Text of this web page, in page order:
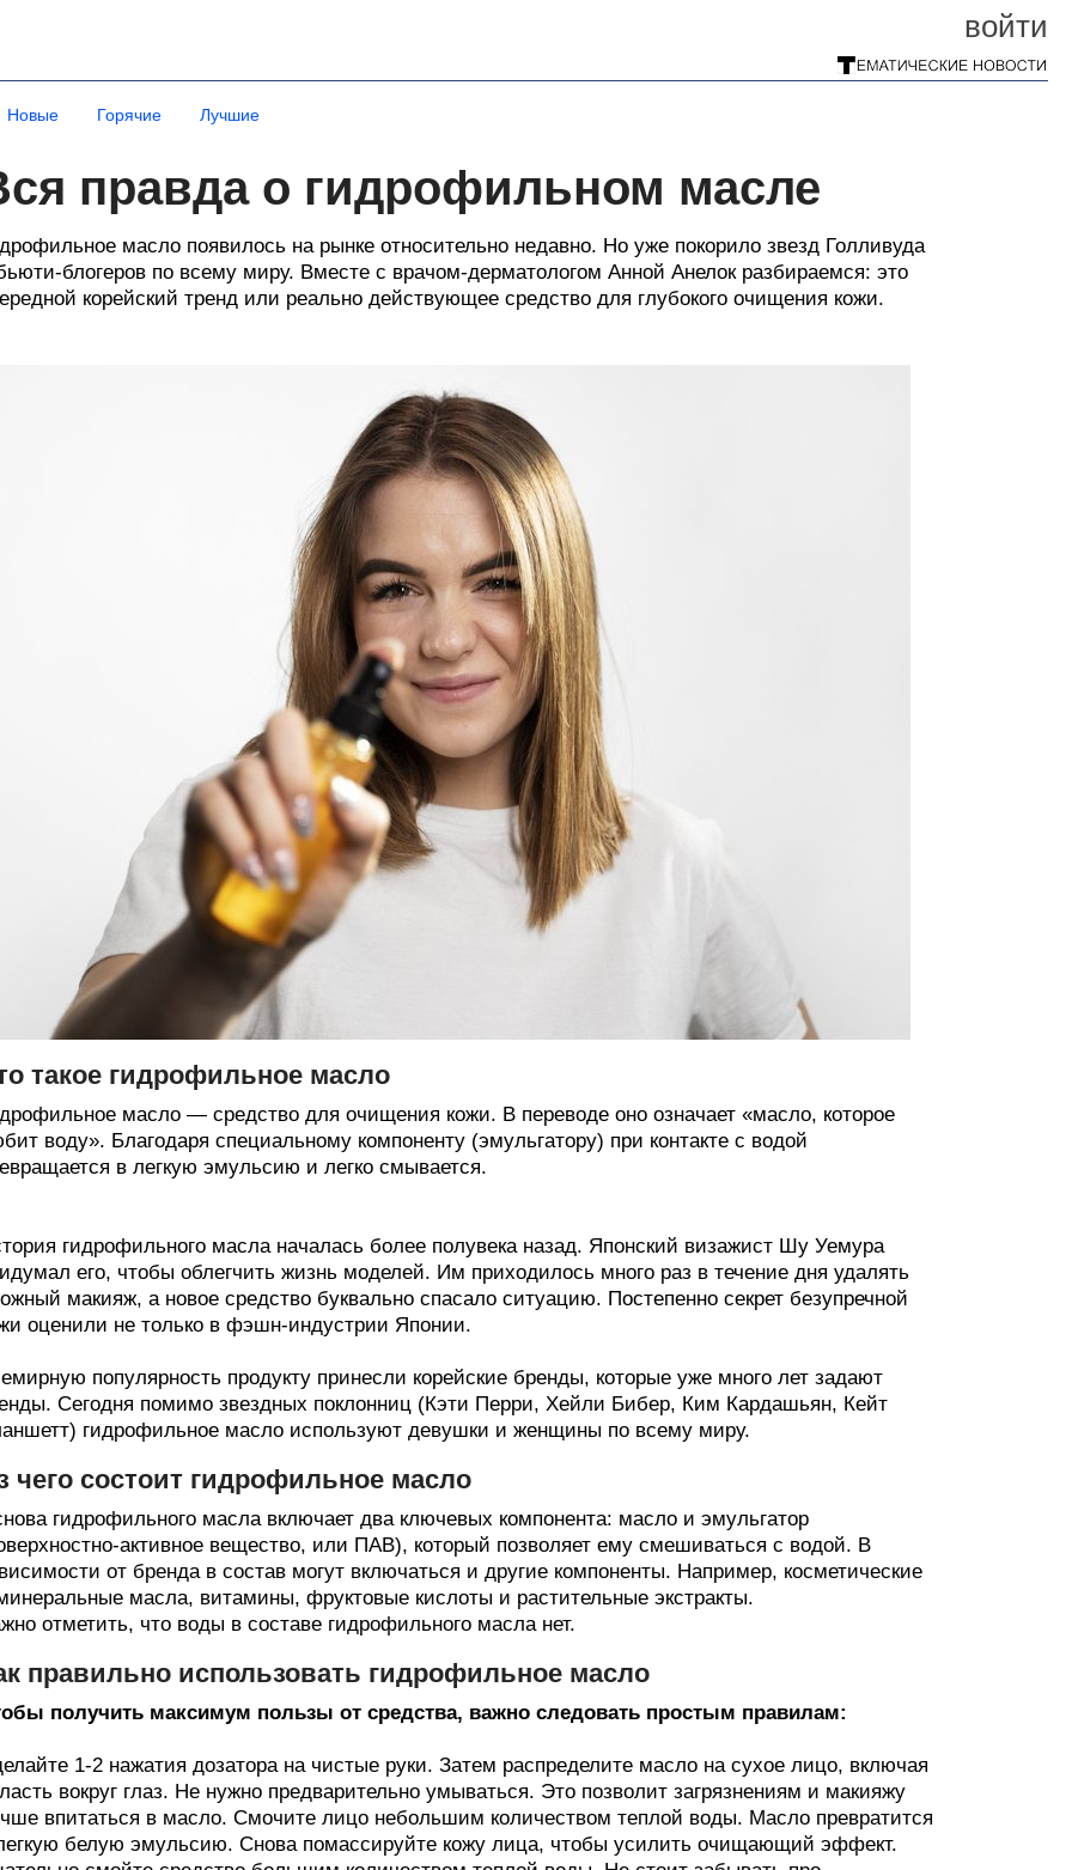
войти
Новые Горячие Лучшие
правда о гидрофильном масле
масло появилось на рынке относительно недавно. Но уже покорило звезд Голливуда
блогеров по всему миру. Вместе с врачом-дерматологом Анной Анелок разбираемся: это
корейский тренд или реально действующее средство для глубокого очищения кожи.
такое гидрофильное масло
масло — средство для очищения кожи. В переводе оно означает «масло, которое
воду». Благодаря специальному компоненту (эмульгатору) при контакте с водой
в легкую эмульсию и легко смывается.
гидрофильного масла началась более полувека назад. Японский визажист Шу Уемура
его, чтобы облегчить жизнь моделей. Им приходилось много раз в течение дня удалять
макияж, а новое средство буквально спасало ситуацию. Постепенно секрет безупречной
оценили не только в фэшн‑индустрии Японии.
популярность продукту принесли корейские бренды, которые уже много лет задают
Сегодня помимо звездных поклонниц (Кэти Перри, Хейли Бибер, Ким Кардашьян, Кейт
гидрофильное масло используют девушки и женщины по всему миру.
чего состоит гидрофильное масло
гидрофильного масла включает два ключевых компонента: масло и эмульгатор
вещество, или ПАВ), который позволяет ему смешиваться с водой. В
от бренда в состав могут включаться и другие компоненты. Например, косметические
масла, витамины, фруктовые кислоты и растительные экстракты.
отметить, что воды в составе гидрофильного масла нет.
правильно использовать гидрофильное масло
получить максимум пользы от средства, важно следовать простым правилам:
1-2 нажатия дозатора на чистые руки. Затем распределите масло на сухое лицо, включая
вокруг глаз. Не нужно предварительно умываться. Это позволит загрязнениям и макияжу
впитаться в масло. Смочите лицо небольшим количеством теплой воды. Масло превратится
белую эмульсию. Снова помассируйте кожу лица, чтобы усилить очищающий эффект.